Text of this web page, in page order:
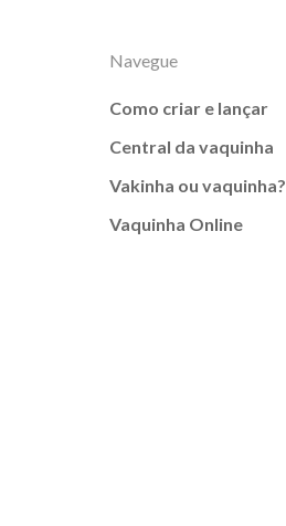
Navegue
Como criar e lançar
Central da vaquinha
Vakinha ou vaquinha?
Vaquinha Online